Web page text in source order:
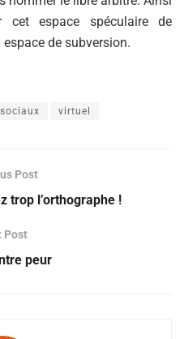
cet espace spéculaire de
de subversion.
virtuel
Post
trop l’orthographe !
Post
peur